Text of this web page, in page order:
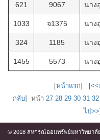
621 9067 นาง
1033 จ1375 นาง
324 1185 นาง
1455 5573 นาง
[หน้าแรก] [
กลับ] หน้า 27 28 29 30 31 32
ไป>>
© 2018 สหกรณ์ออมทรัพย์มหาวิทยาลั